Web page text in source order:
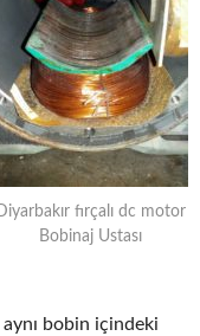
fırçalı dc motor
Bobinaj Ustası
bobin içindeki